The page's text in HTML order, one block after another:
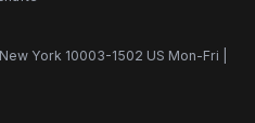
York 10003-1502 US Mon-Fri |